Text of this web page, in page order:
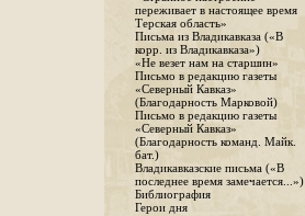
переживает в настоящее время
Терская область»
Письма из Владикавказа («В
корр. из Владикавказа»)
«Не везет нам на старшин»
Письмо в редакцию газеты
«Северный Кавказ»
(Благодарность Марковой)
Письмо в редакцию газеты
«Северный Кавказ»
(Благодарность команд. Майк.
бат.)
Владикавказские письма («В
последнее время замечается...»)
Библиография
Герои дня